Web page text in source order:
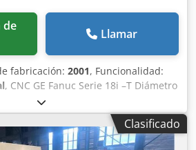
Llamar
fabricación: 2001, Funcionalidad:
, CNC GE Fanuc Serie 18i –T Diámetro
barra mm 45 Longitud máx.
Diámetro máx. mecanizable en
PRINCIPAL Velocidad máxima de
de husillo ASA 5" Diámetro
Clasificado